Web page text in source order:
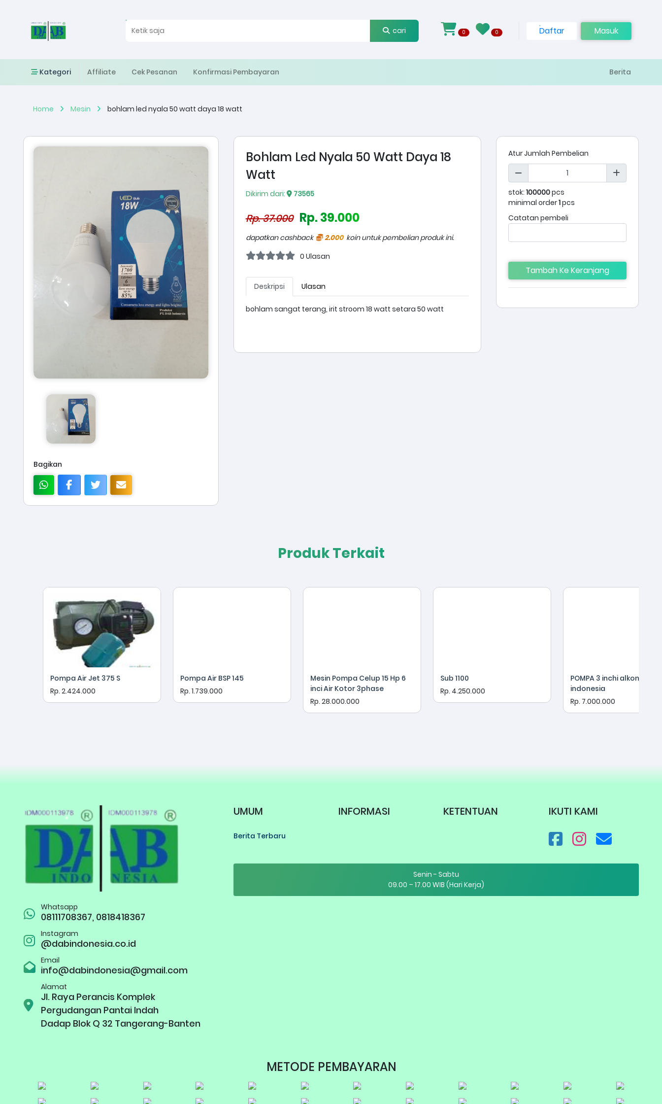
cari 0 0 Daftar Masuk
Kategori Affiliate Cek Pesanan Konfirmasi Pembayaran Berita
Home Mesin bohlam led nyala 50 watt daya 18 watt
Bagikan
Bohlam Led Nyala 50 Watt Daya 18
Watt
Dikirim dari: 73565
Rp. 37.000 Rp. 39.000
dapatkan cashback 2.000 koin untuk pembelian produk ini.
0 Ulasan
Deskripsi Ulasan
bohlam sangat terang, irit stroom 18 watt setara 50 watt
Atur Jumlah Pembelian
stok: 100000pcs
minimal order1pcs
Catatan pembeli
Tambah Ke Keranjang
Produk Terkait
Pompa Air Jet 375 S
Rp. 2.424.000
Pompa Air BSP 145
Rp. 1.739.000
Mesin Pompa Celup 15 Hp 6
inci Air Kotor 3phase
Rp. 28.000.000
Sub 1100
Rp. 4.250.000
POMPA 3 inchi alkon dab
indonesia
Rp. 7.000.000
Whatsapp
08111708367, 0818418367
Instagram
@dabindonesia.co.id
Email
info@dabindonesia@gmail.com
Alamat
Jl. Raya Perancis Komplek
Pergudangan Pantai Indah
Dadap Blok Q 32 Tangerang-Banten
UMUM
Berita Terbaru
INFORMASI KETENTUAN IKUTI KAMI
Senin - Sabtu
09.00 – 17.00 WIB (Hari Kerja)
METODE PEMBAYARAN